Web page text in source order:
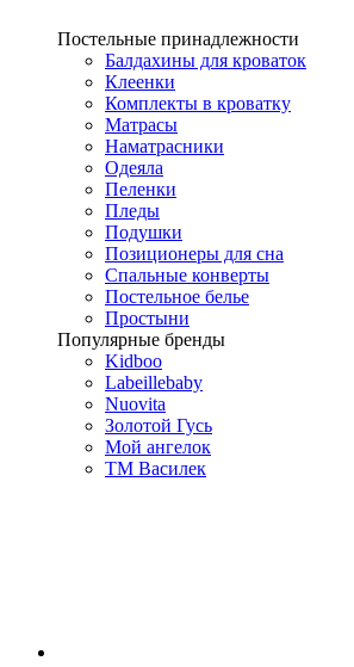
Постельные принадлежности
Балдахины для кроваток
Клеенки
Комплекты в кроватку
Матрасы
Наматрасники
Одеяла
Пеленки
Пледы
Подушки
Позиционеры для сна
Спальные конверты
Постельное белье
Простыни
Популярные бренды
Kidboo
Labeillebaby
Nuovita
Золотой Гусь
Мой ангелок
ТМ Василек